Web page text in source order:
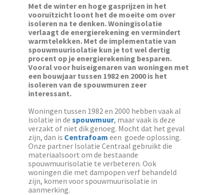
Met de winter en hoge gasprijzen in het
vooruitzicht loont het de moeite om over
isoleren na te denken. Woningisolatie
verlaagt de energierekening en vermindert
warmtelekken. Met de implementatie van
spouwmuurisolatie kun je tot wel dertig
procent op je energierekening besparen.
Vooral voor huiseigenaren van woningen met
een bouwjaar tussen 1982 en 2000 is het
isoleren van de spouwmuren zeer
interessant.
Woningen tussen 1982 en 2000 hebben vaak al
isolatie in de spouwmuur, maar vaak is deze
verzakt of niet dik genoeg. Mocht dat het geval
zijn, dan is Centrafoam een goede oplossing.
Onze partner Isolatie Centraal gebruikt die
materiaalsoort om de bestaande
spouwmuurisolatie te verbeteren. Ook
woningen die met dampopen verf behandeld
zijn, komen voor spouwmuurisolatie in
aanmerking.